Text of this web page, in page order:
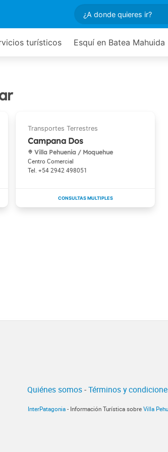
turísticos Esquí en Batea Mahuida
Campana Dos
Villa Pehuenia / Moquehue
Centro Comercial
+54 2942 498051
Quiénes somos-Términos y
InterPatagonia - Información Turística sobre Villa